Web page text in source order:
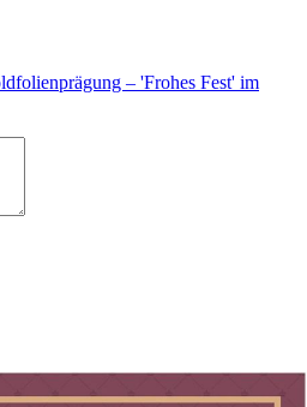
– 'Frohes Fest' im